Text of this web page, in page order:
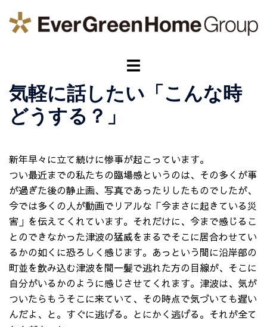
ト
グ
ル
ー
気軽に話したい「こんな時
どうする？」
新年早々に立て続けに惨事が起こっています。
つい最近までの私たちの臨場感というのは、その多くが事
が過ぎた後の静止画、写真であったりしたものでしたが、
今では多くの人が動画でリアルな「今まさに起きている災
害」を伝えてくれています。それだけに、今まで感じるこ
とのできなかった津波の猛威をまるでそこに居合わせてい
るかの如くに恐ろしく感じます。あっという間に沿岸部の
町並を飲み込む津波を間一髪で逃れた方の目線が、そこに
自分がいるかのように感じさせてくれます。津波は、気が
ついたらもうそこに来ていて、その時点で気づいても遅い
んだよ、と。すぐに逃げる。とにかく逃げる。それが全て